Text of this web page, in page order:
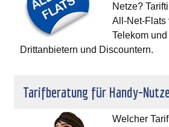
Netze?
All-Net-Flats
Telekom
Drittanbietern und Discountern.
Tarifberatung für Handy-
Welcher